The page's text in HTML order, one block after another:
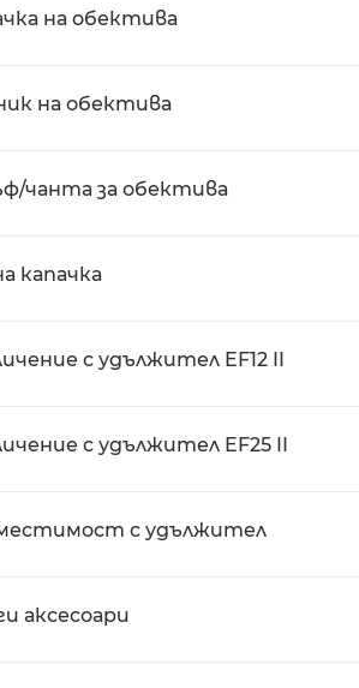
на обектива
на обектива
чанта за обектива
капачка
с удължител EF12 II
с удължител EF25 II
с удължител
аксесоари